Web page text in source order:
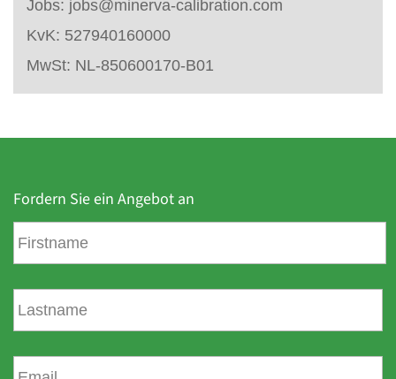
Jobs: jobs@minerva-calibration.com
KvK: 527940160000
MwSt: NL-850600170-B01
Fordern Sie ein Angebot an
V
o
r
a
N
a
c
n
E